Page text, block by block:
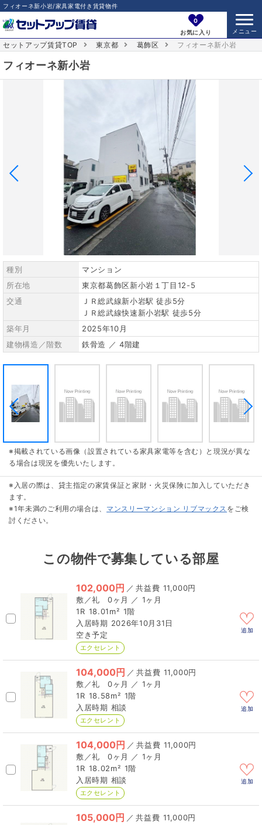
フィオーネ新小岩/家具家電付き賃貸物件
0
お気に入り
セットアップ賃貸TOP 東京都 葛飾区 フィオーネ新小岩
フィオーネ新小岩
種別
マンション
所在地
東京都葛飾区新小岩１丁目12-5
交通
ＪＲ総武線新小岩駅 徒歩5分
ＪＲ総武線快速新小岩駅 徒歩5分
築年月
2025年10月
建物構造／階数
鉄骨造 ／ 4階建
※掲載されている画像（設置されている家具家電等を含む）と現況が異な
る場合は現況を優先いたします。
※入居の際は、貸主指定の家賃保証と家財・火災保険に加入していただき
ます。
※1年未満のご利用の場合は、 マンスリーマンション リブマックス をご検
討ください。
この物件で募集している部屋
102,000円 ／
11,000円
0ヶ月 ／ 1ヶ月
1R 18.01m² 1階
2026年10月31日
空き予定
エクセレント
追加
104,000円 ／
11,000円
0ヶ月 ／ 1ヶ月
1R 18.58m² 1階
相談
エクセレント
追加
104,000円 ／
11,000円
0ヶ月 ／ 1ヶ月
1R 18.02m² 1階
相談
エクセレント
追加
105,000円 ／
11,000円